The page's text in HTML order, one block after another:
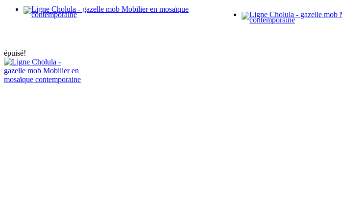
épuisé!